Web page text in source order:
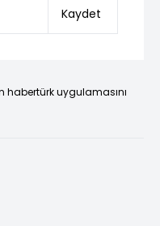
Kaydet
habertürk uygulamasını